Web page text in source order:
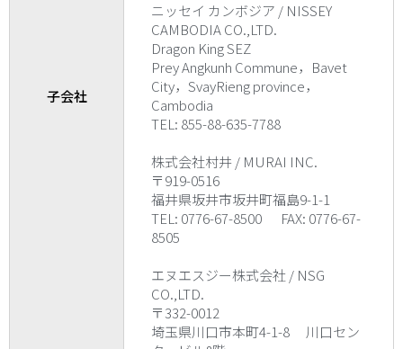
子会社
ニッセイ カンボジア / NISSEY
CAMBODIA CO.,LTD.
Dragon King SEZ
Prey Angkunh Commune，Bavet
City，SvayRieng province，
Cambodia
TEL: 855-88-635-7788
株式会社村井 / MURAI INC.
〒919-0516
福井県坂井市坂井町福島9-1-1
TEL: 0776-67-8500 FAX: 0776-67-
8505
エヌエスジー株式会社 / NSG
CO.,LTD.
〒332-0012
埼玉県川口市本町4-1-8 川口セン